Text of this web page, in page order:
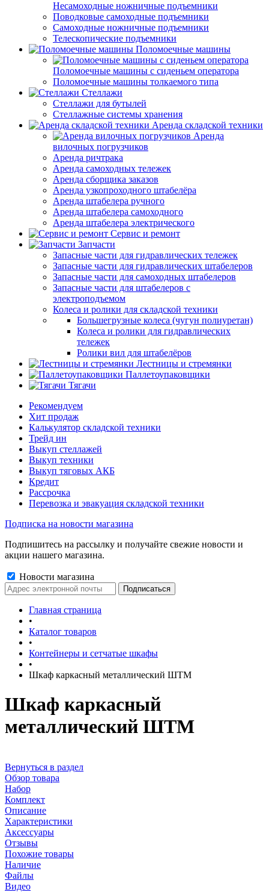
Несамоходные ножничные подъемники
Поводковые самоходные подъемники
Самоходные ножничные подъемники
Телескопические подъемники
Поломоечные машины
Поломоечные машины с сиденьем оператора
Поломоечные машины толкаемого типа
Стеллажи
Стеллажи для бутылей
Стеллажные системы хранения
Аренда складской техники
Аренда
вилочных погрузчиков
Аренда ричтрака
Аренда самоходных тележек
Аренда сборщика заказов
Аренда узкопроходного штабелёра
Аренда штабелера ручного
Аренда штабелера самоходного
Аренда штабелера электрического
Сервис и ремонт
Запчасти
Запасные части для гидравлических тележек
Запасные части для гидравлических штабелеров
Запасные части для самоходных штабелеров
Запасные части для штабелеров с
электроподъемом
Колеса и ролики для складской техники
Большегрузные колеса (чугун полиуретан)
Колеса и ролики для гидравлических
тележек
Ролики вил для штабелёров
Лестницы и стремянки
Паллетоупаковщики
Тягачи
Рекомендуем
Хит продаж
Калькулятор складской техники
Трейд ин
Выкуп стеллажей
Выкуп техники
Выкуп тяговых АКБ
Кредит
Рассрочка
Перевозка и эвакуация складской техники
Подписка на новости магазина
Подпишитесь на рассылку и получайте свежие новости и
акции нашего магазина.
Новости магазина
Главная страница
•
Каталог товаров
•
Контейнеры и сетчатые шкафы
•
Шкаф каркасный металлический ШТМ
Шкаф каркасный
металлический ШТМ
Вернуться в раздел
Обзор товара
Набор
Комплект
Описание
Характеристики
Аксессуары
Отзывы
Похожие товары
Наличие
Файлы
Видео